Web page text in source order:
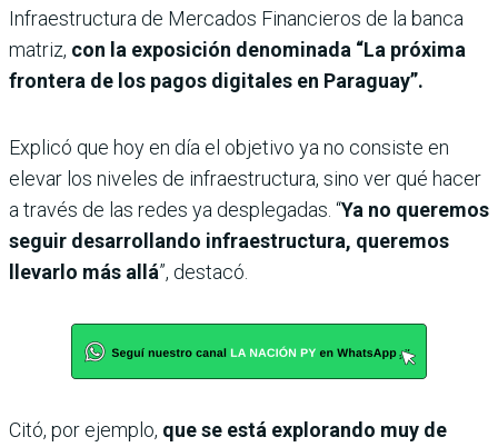
Infraestructura de Mercados Financieros de la banca
matriz, con la exposición denominada “La próxima
frontera de los pagos digitales en Paraguay”.
Explicó que hoy en día el objetivo ya no consiste en
elevar los niveles de infraestructura, sino ver qué hacer
a través de las redes ya desplegadas. “Ya no queremos
seguir desarrollando infraestructura, queremos
llevarlo más allá”, destacó.
Citó, por ejemplo, que se está explorando muy de